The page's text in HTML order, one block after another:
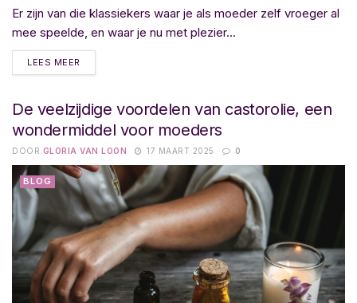
Er zijn van die klassiekers waar je als moeder zelf vroeger al
mee speelde, en waar je nu met plezier...
LEES MEER
De veelzijdige voordelen van castorolie, een
wondermiddel voor moeders
DOOR GLORIA VAN LOON 17 MAART 2025 0
BLOG